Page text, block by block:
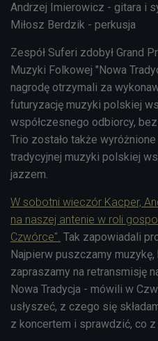
Andrzej Imierowicz - gitara i
Miłosz Berdzik - perkusja
Zespół Suferi zdobył Grand
Muzyki Folkowej "Nowa
nagrodę otrzymali za
futuryzację muzyki polskiej
współczesnego odbiorcy,
Trio zostało także
tradycyjnej muzyki polskiej
jazzem.
W sobotni wieczór Kacper,
na naszej antenie w roli
Czwórce". Tak zapowiadali
Najpierw puszczamy
zapraszamy na retransmisję
Nowa Tradycja - mówili w
usłyszeć, z czego się
z koncertem i sprawdzić, co